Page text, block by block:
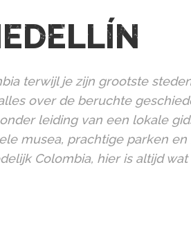
terwijl je zijn grootste
over de beruchte
leiding van een lokale
musea, prachtige parken
Colombia, hier is altijd